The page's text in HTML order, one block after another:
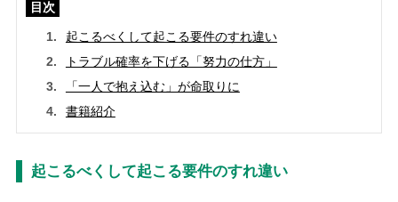
目次
起こるべくして起こる要件のすれ違い
トラブル確率を下げる「努力の仕方」
「一人で抱え込む」が命取りに
書籍紹介
起こるべくして起こる要件のすれ違い